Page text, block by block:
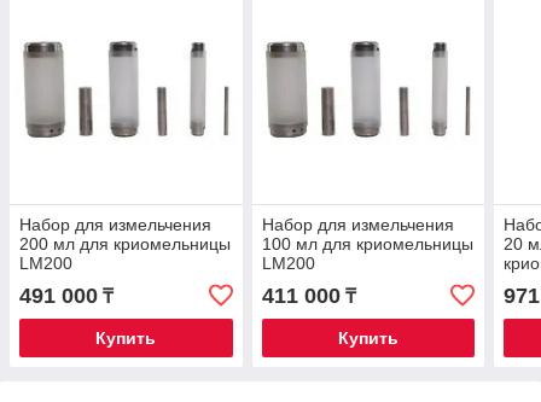
Набор для измельчения
200 мл для криомельницы
LM200
491 000 ₸
Купить
Набор для измельчения
100 мл для криомельницы
LM200
411 000₸
Купить
20